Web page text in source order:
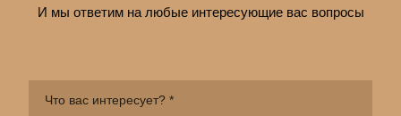
И мы ответим на любые интересующие вас вопросы